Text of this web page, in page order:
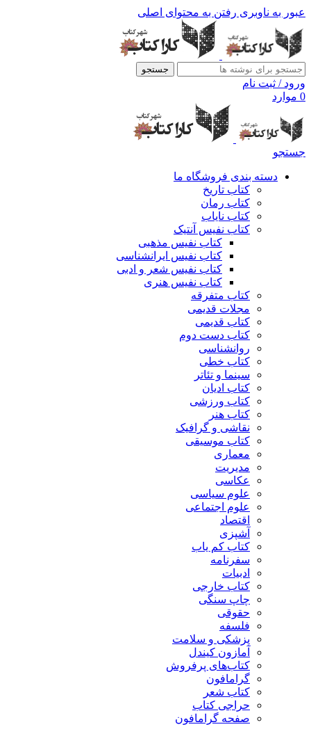
عبور به ناوبری رفتن به محتوای اصلی
جستجو
ورود / ثبت نام
0 موارد
جستجو
دسته بندی فروشگاه ما
کتاب تاریخ
کتاب رمان
کتاب نایاب
کتاب نفیس آنتیک
کتاب نفیس مذهبی
کتاب نفیس ایرانشناسی
کتاب نفیس شعر و ادبی
کتاب نفیس هنری
کتاب متفرقه
مجلات قدیمی
کتاب قدیمی
کتاب دست دوم
روانشناسی
کتاب خطی
سینما و تئاتر
کتاب ادیان
کتاب ورزشی
کتاب هنر
نقاشی و گرافیک
کتاب موسیقی
معماری
مدیریت
عکاسی
علوم سیاسی
علوم اجتماعی
اقتصاد
آشپزی
کتاب کم یاب
سفرنامه
ادبیات
کتاب خارجی
چاپ سنگی
حقوقی
فلسفه
پزشکی و سلامت
آمازون کیندل
کتاب‌های پرفروش
گرامافون
کتاب شعر
حراجی کتاب
صفحه گرامافون